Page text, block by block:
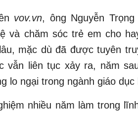
vov.vn, ông Nguyễn
và chăm sóc trẻ em cho
mặc dù đã được tuyên
vẫn liên tục xảy ra, năm
lo ngại trong ngành giáo dục
nhiều năm làm trong